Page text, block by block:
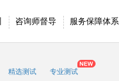
咨询师督导 服务保障体系
精选测试 专业测试